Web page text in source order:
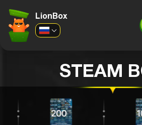
LionBox
STEAM